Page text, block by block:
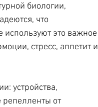
биологии,
что
это важное
стресс, аппетит и
устройства,
репелленты от